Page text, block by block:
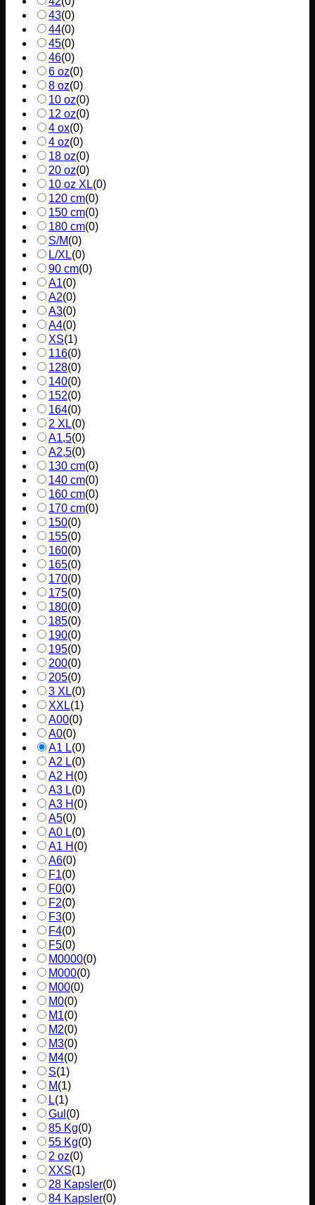
43(0)
44(0)
45(0)
46(0)
6 oz(0)
8 oz(0)
10 oz(0)
12 oz(0)
4 ox(0)
4 oz(0)
18 oz(0)
20 oz(0)
10 oz XL(0)
120 cm(0)
150 cm(0)
180 cm(0)
S/M(0)
L/XL(0)
90 cm(0)
A1(0)
A2(0)
A3(0)
A4(0)
XS(1)
116(0)
128(0)
140(0)
152(0)
164(0)
2 XL(0)
A1,5(0)
A2,5(0)
130 cm(0)
140 cm(0)
160 cm(0)
170 cm(0)
150(0)
155(0)
160(0)
165(0)
170(0)
175(0)
180(0)
185(0)
190(0)
195(0)
200(0)
205(0)
3 XL(0)
XXL(1)
A00(0)
A0(0)
A1 L(0)
A2 L(0)
A2 H (0)
A3 L(0)
A3 H (0)
A5(0)
A0 L(0)
A1 H (0)
A6(0)
F1(0)
F0(0)
F2(0)
F3(0)
F4(0)
F5(0)
M0000(0)
M000(0)
M00(0)
M0(0)
M1(0)
M2(0)
M3(0)
M4(0)
S(1)
M(1)
L(1)
Gul (0)
85 Kg(0)
55 Kg(0)
2 oz(0)
XXS(1)
28 Kapsler(0)
84 Kapsler(0)